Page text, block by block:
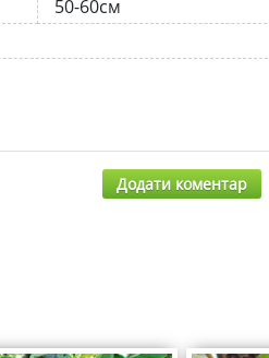
50-60см
Додати коментар